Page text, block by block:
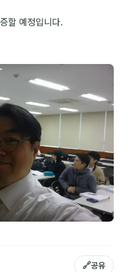
3
1
할 예정입니다.
🔗공유